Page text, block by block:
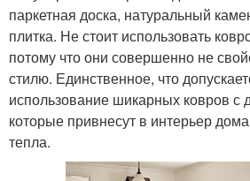
паркетная доска, натуральный
плитка. Не стоит использовать
потому что они совершенно не
стилю. Единственное, что
использование шикарных ковров
которые привнесут в интерьер
тепла.